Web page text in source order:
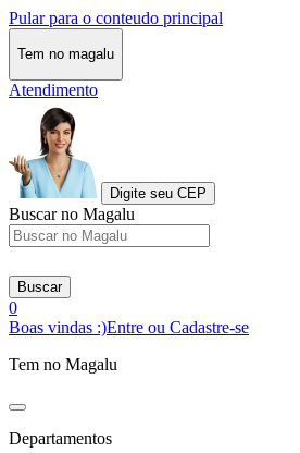
Pular para o conteudo principal
Tem no magalu
Atendimento
Digite seu CEP
Buscar no Magalu
Buscar
0
Boas vindas :)Entre ou Cadastre-se
Tem no Magalu
Departamentos